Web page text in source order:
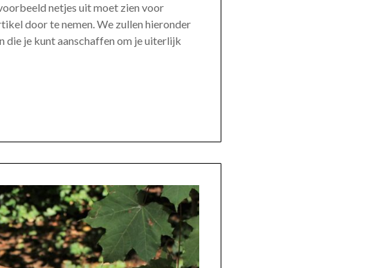
netjes uit moet zien voor
door te nemen. We zullen hieronder
die je kunt aanschaffen om je uiterlijk